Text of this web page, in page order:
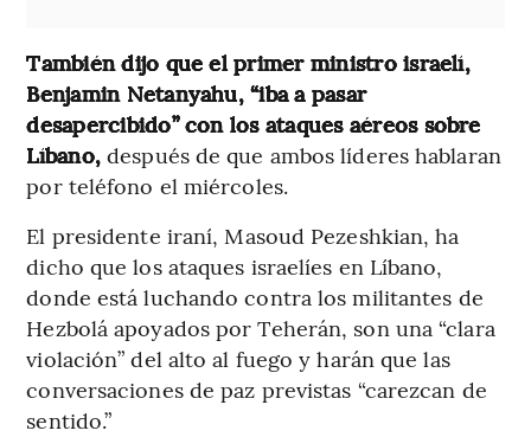
También dijo que el primer ministro israelí,
Benjamin Netanyahu, “iba a pasar
desapercibido” con los ataques aéreos sobre
Líbano, después de que ambos líderes hablaran
por teléfono el miércoles.
El presidente iraní, Masoud Pezeshkian, ha
dicho que los ataques israelíes en Líbano,
donde está luchando contra los militantes de
Hezbolá apoyados por Teherán, son una “clara
violación” del alto al fuego y harán que las
conversaciones de paz previstas “carezcan de
sentido.”